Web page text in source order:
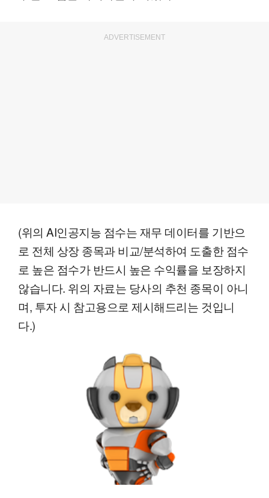
ADVERTISEMENT
(위의 AI인공지능 점수는 재무 데이터를 기반으
로 전체 상장 종목과 비교/분석하여 도출한 점수
로 높은 점수가 반드시 높은 수익률을 보장하지
않습니다. 위의 자료는 당사의 추천 종목이 아니
며, 투자 시 참고용으로 제시해드리는 것입니
다.)